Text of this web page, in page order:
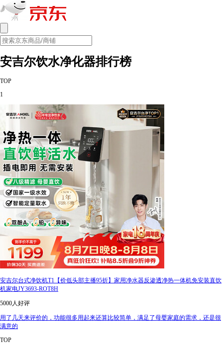
安吉尔饮水净化器排行榜
TOP
1
安吉尔台式净饮机T1【价低头部主播95折】家用净水器反渗透净热一体机免安装直饮
机家电JY3693-ROT8H
5000人好评
用了几天来评价的，功能很多用起来还算比较简单，满足了母婴家庭的需求，还是很
满意的
TOP